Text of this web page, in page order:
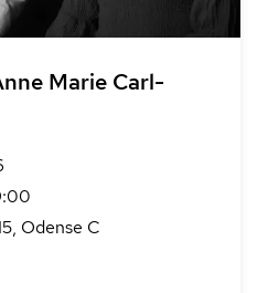
Marie Carl-
Odense C